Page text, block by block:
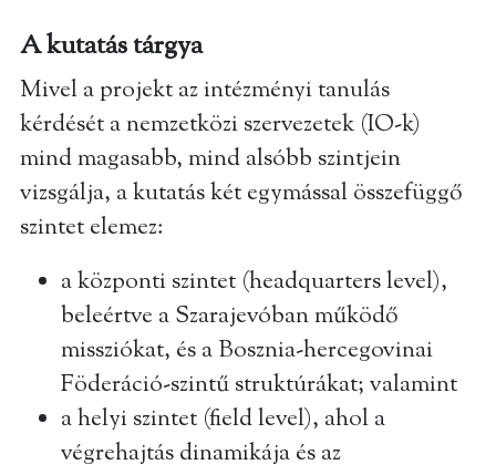
A kutatás tárgya
Mivel a projekt az intézményi tanulás
kérdését a nemzetközi szervezetek (IO-k)
mind magasabb, mind alsóbb szintjein
vizsgálja, a kutatás két egymással összefüggő
szintet elemez:
a központi szintet (headquarters level),
beleértve a Szarajevóban működő
missziókat, és a Bosznia-hercegovinai
Föderáció-szintű struktúrákat; valamint
a helyi szintet (field level), ahol a
végrehajtás dinamikája és az